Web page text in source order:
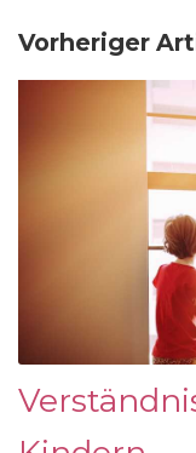
Vorheriger